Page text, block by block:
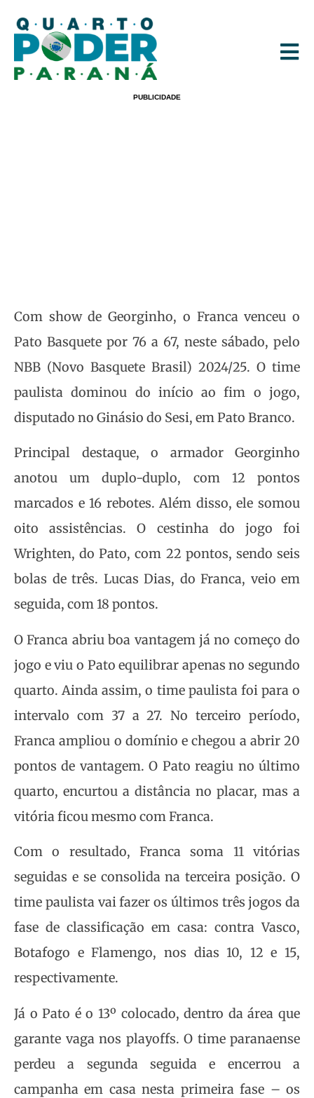
PUBLICIDADE
Com show de Georginho, o Franca venceu o
Pato Basquete por 76 a 67, neste sábado, pelo
NBB (Novo Basquete Brasil) 2024/25. O time
paulista dominou do início ao fim o jogo,
disputado no Ginásio do Sesi, em Pato Branco.
Principal destaque, o armador Georginho
anotou um duplo-duplo, com 12 pontos
marcados e 16 rebotes. Além disso, ele somou
oito assistências. O cestinha do jogo foi
Wrighten, do Pato, com 22 pontos, sendo seis
bolas de três. Lucas Dias, do Franca, veio em
seguida, com 18 pontos.
O Franca abriu boa vantagem já no começo do
jogo e viu o Pato equilibrar apenas no segundo
quarto. Ainda assim, o time paulista foi para o
intervalo com 37 a 27. No terceiro período,
Franca ampliou o domínio e chegou a abrir 20
pontos de vantagem. O Pato reagiu no último
quarto, encurtou a distância no placar, mas a
vitória ficou mesmo com Franca.
Com o resultado, Franca soma 11 vitórias
seguidas e se consolida na terceira posição. O
time paulista vai fazer os últimos três jogos da
fase de classificação em casa: contra Vasco,
Botafogo e Flamengo, nos dias 10, 12 e 15,
respectivamente.
Já o Pato é o 13º colocado, dentro da área que
garante vaga nos playoffs. O time paranaense
perdeu a segunda seguida e encerrou a
campanha em casa nesta primeira fase – os